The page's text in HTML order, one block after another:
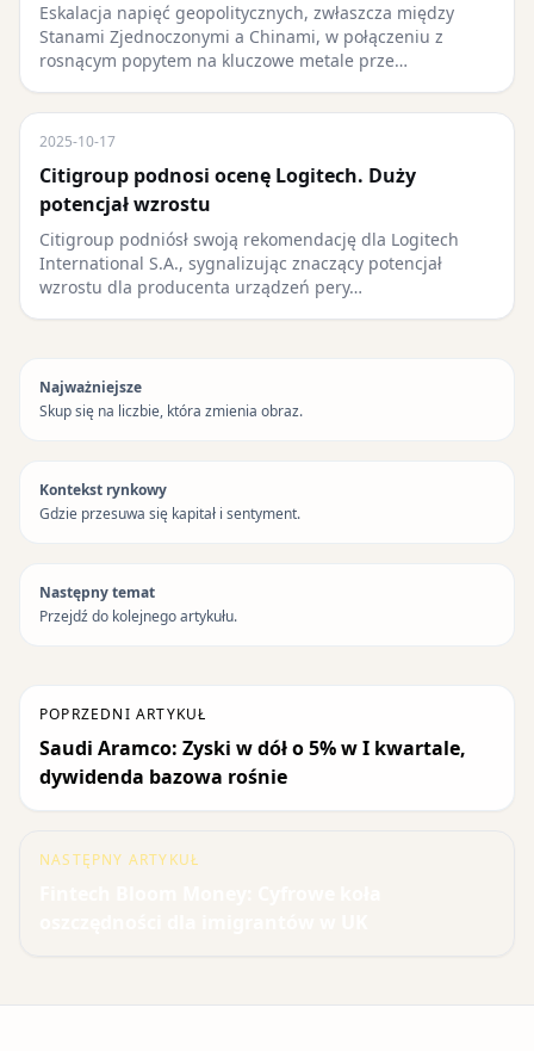
Eskalacja napięć geopolitycznych, zwłaszcza między
Stanami Zjednoczonymi a Chinami, w połączeniu z
rosnącym popytem na kluczowe metale prze…
2025-10-17
Citigroup podnosi ocenę Logitech. Duży
potencjał wzrostu
Citigroup podniósł swoją rekomendację dla Logitech
International S.A., sygnalizując znaczący potencjał
wzrostu dla producenta urządzeń pery…
Najważniejsze
Skup się na liczbie, która zmienia obraz.
Kontekst rynkowy
Gdzie przesuwa się kapitał i sentyment.
Następny temat
Przejdź do kolejnego artykułu.
POPRZEDNI ARTYKUŁ
Saudi Aramco: Zyski w dół o 5% w I kwartale,
dywidenda bazowa rośnie
NASTĘPNY ARTYKUŁ